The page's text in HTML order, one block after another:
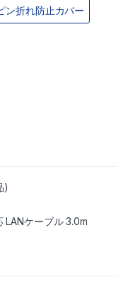
ン折れ防止カバー
)
LANケーブル 3.0m